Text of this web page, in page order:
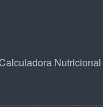
Nutricional